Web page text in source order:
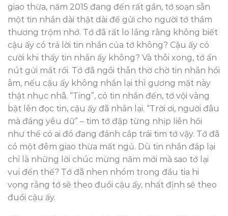
giao thừa, năm 2015 đang đến rất gần, tớ soạn sẵn
một tin nhắn dài thật dài để gửi cho người tớ thầm
thương trộm nhớ. Tớ đã rất lo lắng rằng không biết
cậu ấy có trả lời tin nhắn của tớ không? Cậu ấy có
cười khi thấy tin nhắn ấy không? Và thôi xong, tớ ấn
nút gửi mất rồi. Tớ đã ngồi thẫn thờ chờ tin nhắn hồi
âm, nếu cậu ấy không nhắn lại thì gương mặt này
thật nhục nhã. “Ting”, có tin nhắn đến, tớ vội vàng
bật lên đọc tin, cậu ấy đã nhắn lại. “Trời ơi, người đâu
mà đáng yêu dữ” – tim tớ đập từng nhịp liên hồi
như thể có ai đó đang đánh cắp trái tim tớ vậy. Tớ đã
có một đêm giao thừa mất ngủ. Dù tin nhắn đáp lại
chỉ là những lời chúc mừng năm mới mà sao tớ lại
vui đến thế? Tớ đã nhen nhóm trong đầu tia hi
vọng rằng tớ sẽ theo đuổi cậu ấy, nhất định sẽ theo
đuổi cậu ấy.